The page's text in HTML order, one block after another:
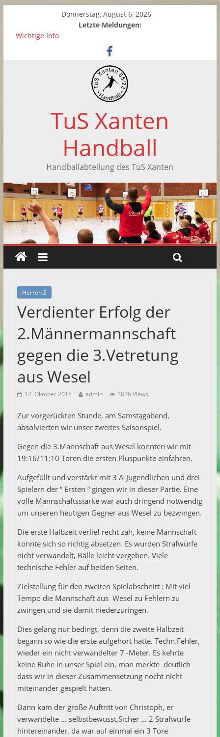
Donnerstag, August 6, 2026
Letzte Meldungen:
Wichtige Info
Zwei neue Kinderhandball-Trainerinnen beim TuS Xanten
Saisonabschluss der weiblichen C-Jugend
Handballtag in Xanten
Saisonabschluss der F-Jugend
TuS Xanten
Handball
Handballabteilung des TuS Xanten
Herren 2
Verdienter Erfolg der
2.Männermannschaft
gegen die 3.Vetretung
aus Wesel
12. Oktober 2015 admin 1836 Views
Zur vorgerückten Stunde, am Samstagabend,
absolvierten wir unser zweites Saisonspiel.
Gegen die 3.Mannschaft aus Wesel konnten wir mit
19:16/11:10 Toren die ersten Pluspunkte einfahren.
Aufgefüllt und verstärkt mit 3 A-Jugendlichen und drei
Spielern der “ Ersten “ gingen wir in dieser Partie. Eine
volle Mannschaftsstärke war auch dringend notwendig
um unseren heutigen Gegner aus Wesel zu bezwingen.
Die erste Halbzeit verlief recht zäh, keine Mannschaft
konnte sich so richtig absetzen. Es wurden Strafwürfe
nicht verwandelt, Bälle leicht vergeben. Viele
technische Fehler auf beiden Seiten.
Zielstellung für den zweiten Spielabschnitt : Mit viel
Tempo die Mannschaft aus Wesel zu Fehlern zu
zwingen und sie damit niederzuringen.
Dies gelang nur bedingt, denn die zweite Halbzeit
begann so wie die erste aufgehört hatte. Techn.Fehler,
wieder ein nicht verwandelter 7 -Meter. Es kehrte
keine Ruhe in unser Spiel ein, man merkte deutlich
dass wir in dieser Zusammensetzung nocht nicht
miteinander gespielt hatten.
Dann kam der große Auftritt von Christoph, er
verwandelte … selbstbewusst,Sicher … 2 Strafwürfe
hintereinander, da war auf einmal ein 3 Tore